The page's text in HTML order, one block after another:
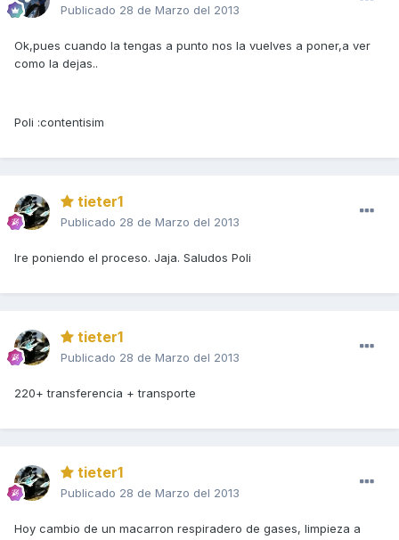
Publicado 28 de Marzo del 2013
Ok,pues cuando la tengas a punto nos la vuelves a poner,a ver
como la dejas..
Poli :contentisim
tieter1
Publicado 28 de Marzo del 2013
Ire poniendo el proceso. Jaja. Saludos Poli
tieter1
Publicado 28 de Marzo del 2013
220+ transferencia + transporte
tieter1
Publicado 28 de Marzo del 2013
Hoy cambio de un macarron respiradero de gases, limpieza a